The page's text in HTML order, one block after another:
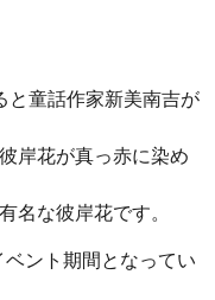
と童話作家新美南吉が
岸花が真っ赤に染め
名な彼岸花です。
ント期間となってい